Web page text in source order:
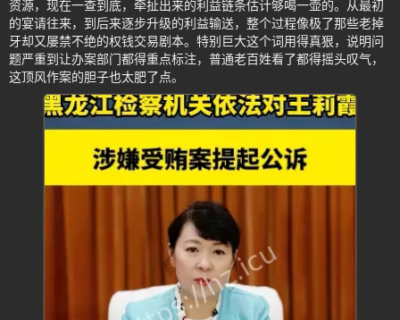
资源，现在一查到底，牵扯出来的利益链条估计够喝一壶的。从最初
的宴请往来，到后来逐步升级的利益输送，整个过程像极了那些老掉
牙却又屡禁不绝的权钱交易剧本。特别巨大这个词用得真狠，说明问
题严重到让办案部门都得重点标注，普通老百姓看了都得摇头叹气，
这顶风作案的胆子也太肥了点。